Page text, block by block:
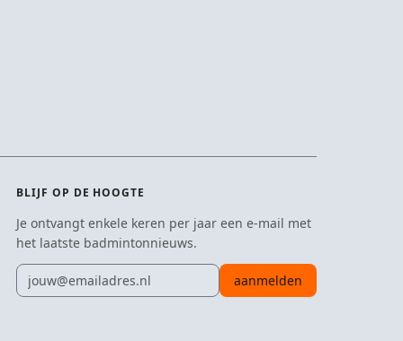
BLIJF OP DE HOOGTE
Je ontvangt enkele keren per jaar een e-mail met
het laatste badmintonnieuws.
E-mailadres
aanmelden